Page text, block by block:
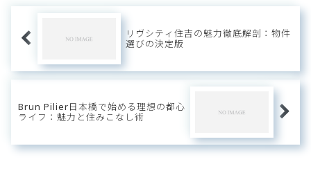
リヴシティ住吉の魅力徹底解剖：物件
選びの決定版
Brun Pilier日本橋で始める理想の都心
ライフ：魅力と住みこなし術